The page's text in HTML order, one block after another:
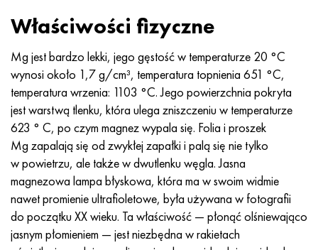
Właściwości fizyczne
Mg jest bardzo lekki, jego gęstość w temperaturze 20 °C
wynosi około 1,7 g/cm³, temperatura topnienia 651 °C,
temperatura wrzenia: 1103 °C. Jego powierzchnia pokryta
jest warstwą tlenku, która ulega zniszczeniu w temperaturze
623 ° C, po czym magnez wypala się. Folia i proszek
Mg zapalają się od zwykłej zapałki i palą się nie tylko
w powietrzu, ale także w dwutlenku węgla. Jasna
magnezowa lampa błyskowa, która ma w swoim widmie
nawet promienie ultrafioletowe, była używana w fotografii
do początku XX wieku. Ta właściwość — płonąć olśniewająco
jasnym płomieniem — jest niezbędna w rakietach
Haynesa 230
Hastelloy b2
Hastelloy b3
Hastelloy c4
Hastelloy c22
Rura odporna na korozję
95X18
38XA, 37Cr4, AISI 5135
38HN3MFA, 35nicrmov12-5
40G, 40Mn4, AISI 1035
38XM, 42CrMo4, AISI 1.7225
40ХН, 36NiCr6, AISI 3135